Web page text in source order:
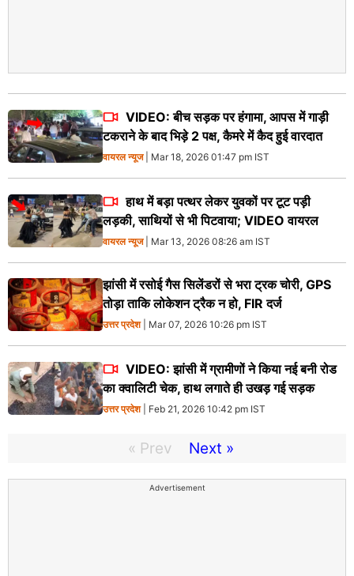
VIDEO: बीच सड़क पर हंगामा, आपस में गाड़ी
टकराने के बाद भिड़े 2 पक्ष, कैमरे में कैद हुई वारदात
वायरल न्‍यूज| Mar 18, 2026 01:47 pm IST
हाथ में बड़ा पत्थर लेकर युवकों पर टूट पड़ी
लड़की, साथियों से भी पिटवाया; VIDEO वायरल
वायरल न्‍यूज| Mar 13, 2026 08:26 am IST
झांसी में रसोई गैस सिलेंडरों से भरा ट्रक चोरी, GPS
तोड़ा ताकि लोकेशन ट्रैक न हो, FIR दर्ज
उत्तर प्रदेश| Mar 07, 2026 10:26 pm IST
VIDEO: झांसी में ग्रामीणों ने किया नई बनी रोड
का क्वालिटी चेक, हाथ लगाते ही उखड़ गई सड़क
उत्तर प्रदेश| Feb 21, 2026 10:42 pm IST
« Prev Next »
Advertisement